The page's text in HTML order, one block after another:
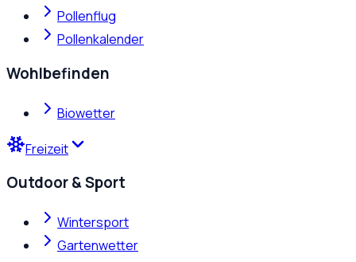
Pollenflug
Pollenkalender
Wohlbefinden
Biowetter
Freizeit
Outdoor & Sport
Wintersport
Gartenwetter